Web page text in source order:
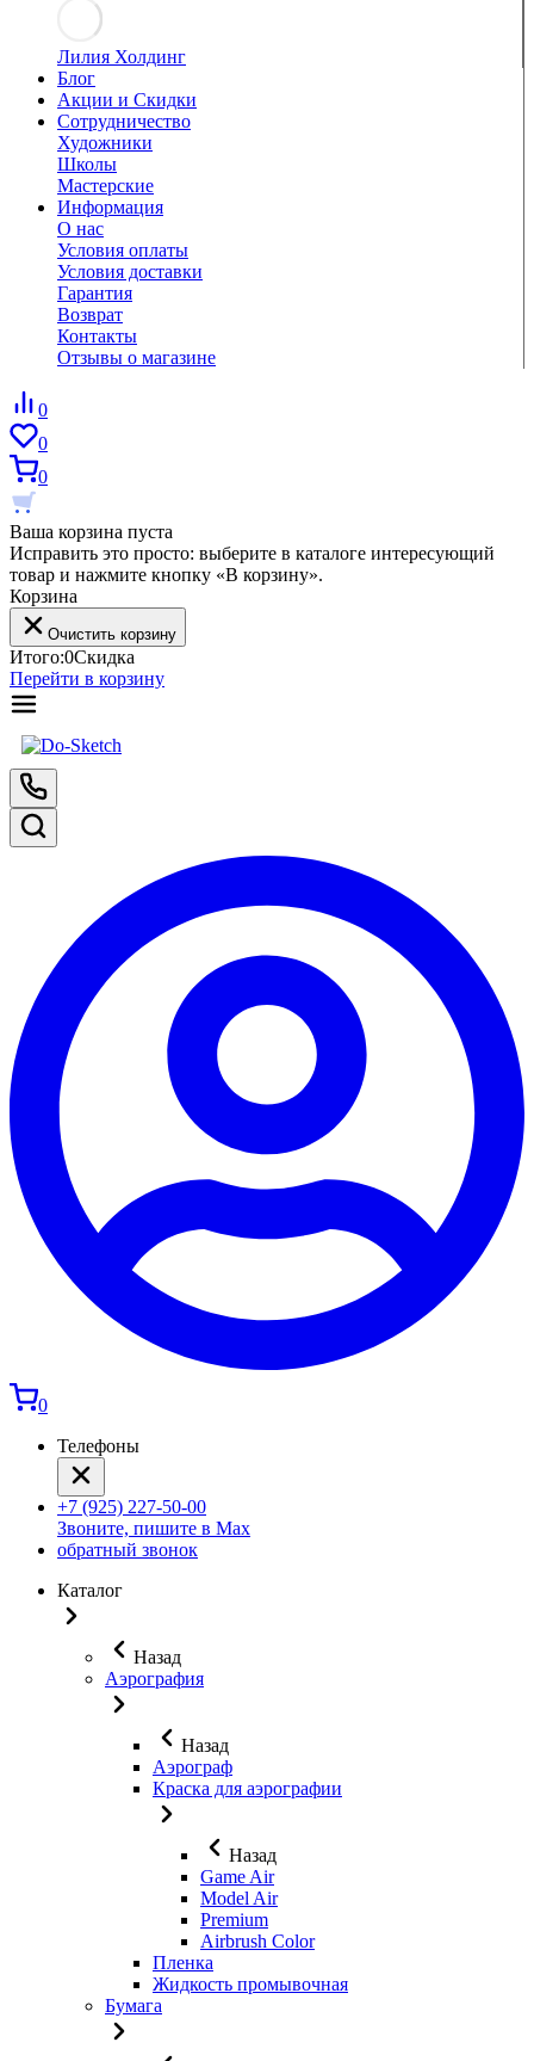
Лилия Холдинг
Блог
Акции и Скидки
Сотрудничество
Художники
Школы
Мастерские
Информация
О нас
Условия оплаты
Условия доставки
Гарантия
Возврат
Контакты
Отзывы о магазине
0
0
0
Ваша корзина пуста
Исправить это просто: выберите в каталоге интересующий
товар и нажмите кнопку «В корзину».
Корзина
Очистить корзину
Итого:0Скидка
Перейти в корзину
0
Телефоны
+7 (925) 227-50-00
Звоните, пишите в Max
обратный звонок
Каталог
Назад
Аэрография
Назад
Аэрограф
Краска для аэрографии
Назад
Game Air
Model Air
Premium
Airbrush Color
Пленка
Жидкость промывочная
Бумага